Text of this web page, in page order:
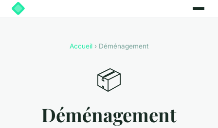
Accueil › Déménagement
📦
Déménagement